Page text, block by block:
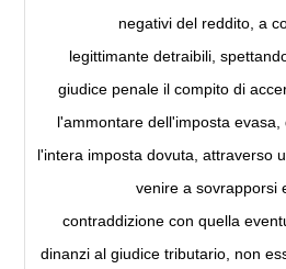
negativi del reddito, a
legittimante detraibili,
giudice penale il compito di
l'ammontare dell'imposta
l'intera imposta dovuta, attraverso
venire a sovrapporsi
contraddizione con quella
dinanzi al giudice tributario, non